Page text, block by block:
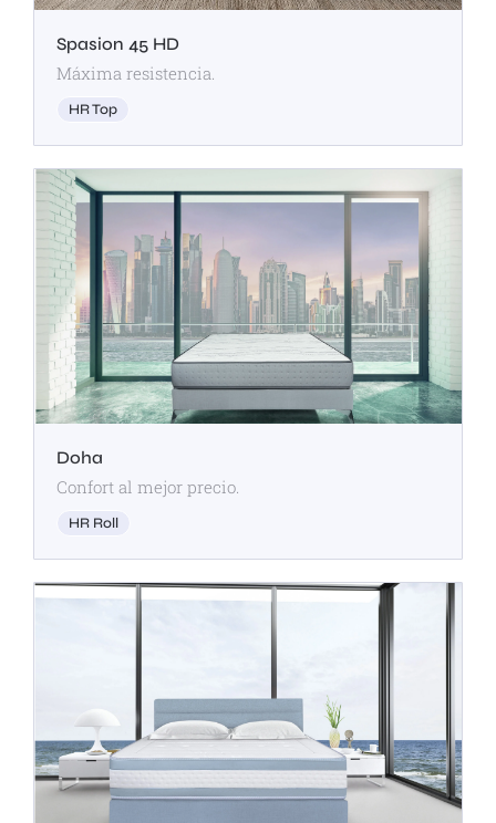
Spasion 45 HD
Máxima resistencia.
HR Top
Doha
Confort al mejor precio.
HR Roll